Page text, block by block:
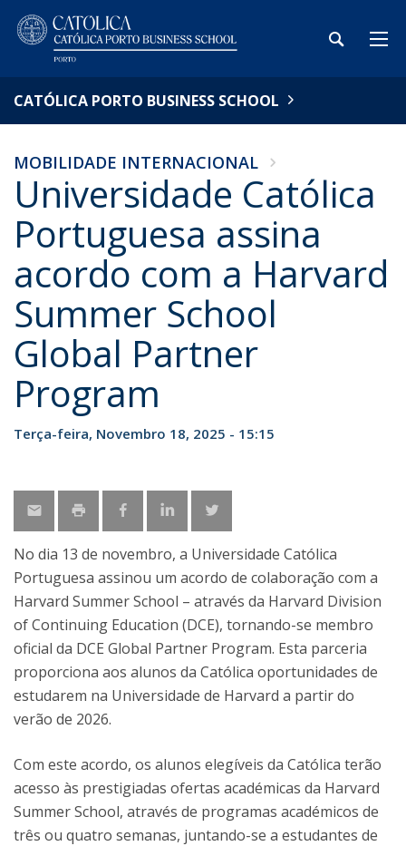
CATÓLICA PORTO BUSINESS SCHOOL
MOBILIDADE INTERNACIONAL
Universidade Católica
Portuguesa assina
acordo com a Harvard
Summer School
Global Partner
Program
Terça-feira, Novembro 18, 2025 - 15:15
No dia 13 de novembro, a Universidade Católica
Portuguesa assinou um acordo de colaboração com a
Harvard Summer School – através da Harvard Division
of Continuing Education (DCE), tornando-se membro
oficial da DCE Global Partner Program. Esta parceria
proporciona aos alunos da Católica oportunidades de
estudarem na Universidade de Harvard a partir do
verão de 2026.
Com este acordo, os alunos elegíveis da Católica terão
acesso às prestigiadas ofertas académicas da Harvard
Summer School, através de programas académicos de
três ou quatro semanas, juntando-se a estudantes de